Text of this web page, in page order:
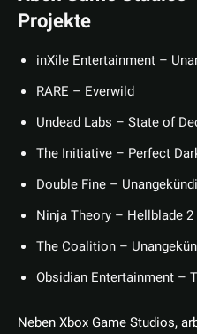
Projekte
inXile Entertainment –
RARE – Everwild
Undead Labs – State of
The Initiative – Perfect
Double Fine –
Ninja Theory – Hellblade 2
The Coalition –
Obsidian Entertainment –
Neben Xbox Game Studios,